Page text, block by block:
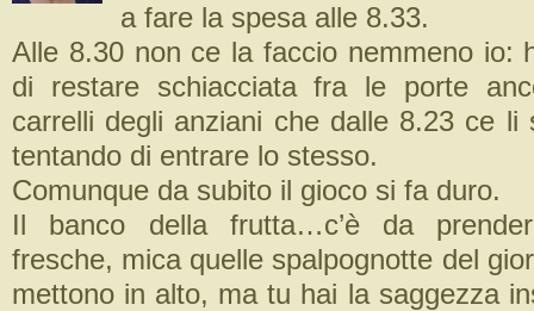
a fare la spesa alle 8.33.
Alle 8.30 non ce la faccio nemmeno io:
di restare schiacciata fra le porte
carrelli degli anziani che dalle 8.23 ce li
tentando di entrare lo stesso.
Comunque da subito il gioco si fa duro.
Il banco della frutta…c’è da
fresche, mica quelle spalpognotte del
mettono in alto, ma tu hai la saggezza